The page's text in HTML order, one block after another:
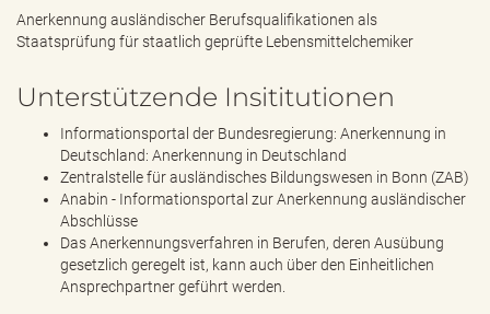
Anerkennung ausländischer Berufsqualifikationen als
Staatsprüfung für staatlich geprüfte Lebensmittelchemiker
Unterstützende Insititutionen
Informationsportal der Bundesregierung: Anerkennung in
Deutschland: Anerkennung in Deutschland
Zentralstelle für ausländisches Bildungswesen in Bonn (ZAB)
Anabin - Informationsportal zur Anerkennung ausländischer
Abschlüsse
Das Anerkennungsverfahren in Berufen, deren Ausübung
gesetzlich geregelt ist, kann auch über den Einheitlichen
Ansprechpartner geführt werden.